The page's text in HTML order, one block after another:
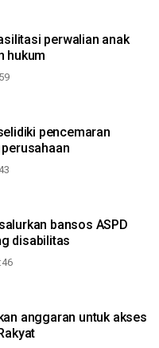
perwalian anak
hukum
pencemaran
bansos ASPD
disabilitas
anggaran untuk akses